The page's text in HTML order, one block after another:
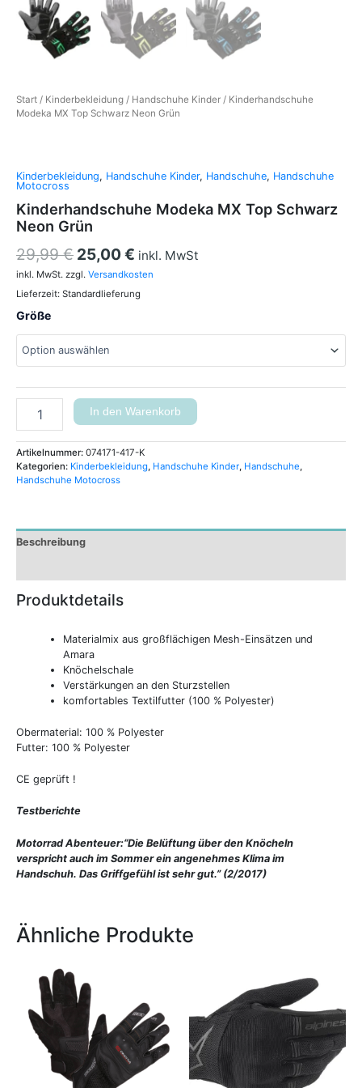
Start / Kinderbekleidung / Handschuhe Kinder / Kinderhandschuhe
Modeka MX Top Schwarz Neon Grün
Kinderbekleidung, Handschuhe Kinder, Handschuhe, Handschuhe
Motocross
Kinderhandschuhe Modeka MX Top Schwarz
Neon Grün
29,99€ 25,00€ inkl. MwSt
inkl. MwSt. zzgl. Versandkosten
Lieferzeit: Standardlieferung
Größe
In den Warenkorb
Artikelnummer: 074171-417-K
Kategorien: Kinderbekleidung, Handschuhe Kinder, Handschuhe,
Handschuhe Motocross
Beschreibung
Produktdetails
Materialmix aus großflächigen Mesh-Einsätzen und
Amara
Knöchelschale
Verstärkungen an den Sturzstellen
komfortables Textilfutter (100 % Polyester)
Obermaterial: 100 % Polyester
Futter: 100 % Polyester
CE geprüft !
Testberichte
Motorrad Abenteuer:“Die Belüftung über den Knöcheln
verspricht auch im Sommer ein angenehmes Klima im
Handschuh. Das Griffgefühl ist sehr gut.” (2/2017)
Ähnliche Produkte
mehrere
Varianten
auf.
Die
Optionen
mehrere
auf.
Die